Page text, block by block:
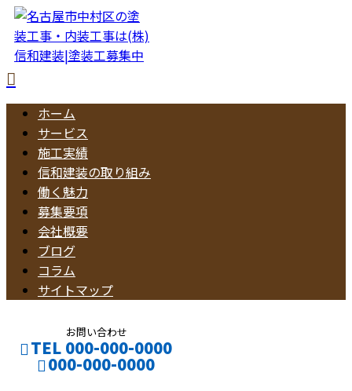
ホーム
サービス
施工実績
信和建装の取り組み
働く魅力
募集要項
会社概要
ブログ
コラム
サイトマップ
お問い合わせ
TEL 000-000-0000
000-000-0000